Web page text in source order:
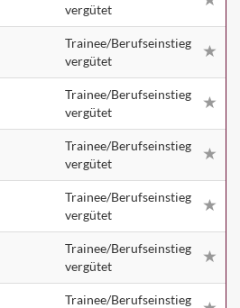
vergütet
Trainee/Berufseinstieg
vergütet
Trainee/Berufseinstieg
vergütet
Trainee/Berufseinstieg
vergütet
Trainee/Berufseinstieg
vergütet
Trainee/Berufseinstieg
vergütet
Trainee/Berufseinstieg